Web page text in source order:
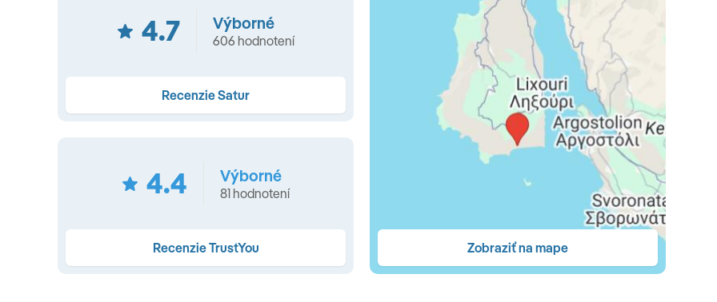
Ultra All Inclusive program je možné využívať v Alaya Beach Bare.
- hlavné menu inšpirované stredomorskou kuchyňou + čerstvé ovocie,
- výber z dvoch snackov alebo beach menu: tacos,
• RESTAURANT DINNER MENU (17:30-22:00h, nutná rezervácia vopred)-
trojchodová večera s nádychom stredomorskej kuchyne – predjedlo, hlavné jedlo, dezert
-
neobmedzené víno, pivo, nealkoholické nápoje, prémiové koktejly (Margarita, Daiquiris, Aperol, Mojito,
4.7 Výborné
606 hodnotení
Recenzie Satur
4.4 Výborné
81 hodnotení
Recenzie TrustYou Zobraziť na mape